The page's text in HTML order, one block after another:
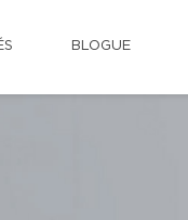
BLOGUE